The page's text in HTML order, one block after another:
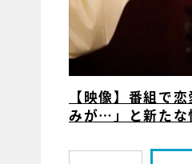
【映像】番組で
みが…」と新たな